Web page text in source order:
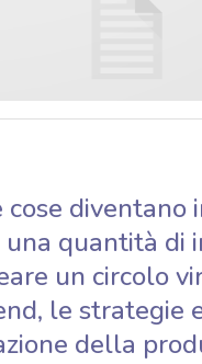
diventano
quantità di
un circolo
le strategie
della